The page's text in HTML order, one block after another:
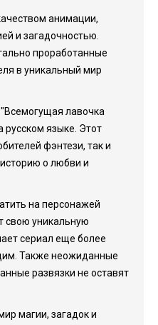
анимации,
и загадочностью.
проработанные
в уникальный мир
лавочка
русском языке. Этот
фэнтези, так и
о любви и
на персонажей
свою уникальную
сериал еще более
Также неожиданные
развязки не оставят
магии, загадок и